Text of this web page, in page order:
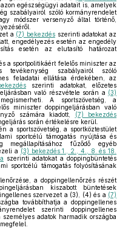
egészségügyi adatait is, amelyek
szabályairól szóló kormányrendelet
módszer versenyző által történő,
a (7) bekezdésszerinti adatokat az
engedélyezés esetén az engedély
esetén az elutasító határozat
a sportpolitikáért felelős miniszter az
szabályairól szóló
feladatai ellátása érdekében, az
szerinti adatokat, előzetes
való részvétele során a (3)
A sportszövetség, a
miniszter doppingeljárásban való
számára kiadott,
(7) bekezdés
során értékelésre kerül.
a sportszövetség, a sportköztestület
sportcélú támogatás nyújtása és
megállapításához fűződő egyéb
a (3) bekezdés 1., 2., 4., 8. és 18.
szerinti adatokat a doppingbüntetés
sportcélú támogatás folyósításának
a doppingellenőrzés részét
kiszabott büntetések
szervezet a (3), (4) és a (7)
továbbíthatja a doppingellenes
szerinti doppingellenes
adatok harmadik országba